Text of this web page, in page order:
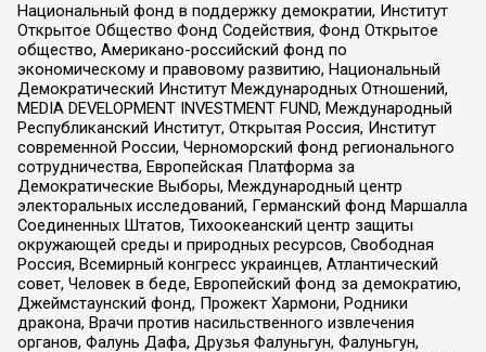
Национальный фонд в поддержку демократии, Институт
Открытое Общество Фонд Содействия, Фонд Открытое
общество, Американо-российский фонд по
экономическому и правовому развитию, Национальный
Демократический Институт Международных Отношений,
MEDIA DEVELOPMENT INVESTMENT FUND, Международный
Республиканский Институт, Открытая Россия, Институт
современной России, Черноморский фонд регионального
сотрудничества, Европейская Платформа за
Демократические Выборы, Международный центр
электоральных исследований, Германский фонд Маршалла
Соединенных Штатов, Тихоокеанский центр защиты
окружающей среды и природных ресурсов, Свободная
Россия, Всемирный конгресс украинцев, Атлантический
совет, Человек в беде, Европейский фонд за демократию,
Джеймстаунский фонд, Прожект Хармони, Родники
дракона, Врачи против насильственного извлечения
органов, Фалунь Дафа, Друзья Фалуньгун, Фалуньгун,